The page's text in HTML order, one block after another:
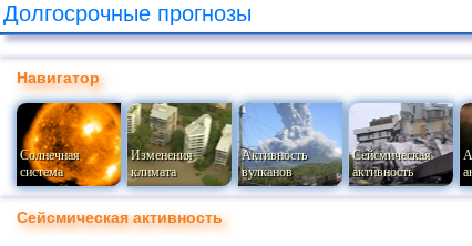
Долгосрочные прогнозы
Навигатор
Солнечная
система
Изменения
климата
Активность
вулканов
Сейсмическая
активность
Сейсмическая активность